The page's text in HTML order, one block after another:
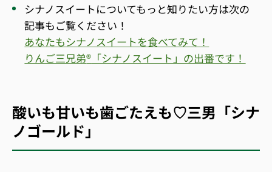
シナノスイートについてもっと知りたい方は次の
記事もご覧ください！
あなたもシナノスイートを食べてみて！
りんご三兄弟® 「シナノスイート」の出番です！
酸いも甘いも歯ごたえも♡三男「シナ
ノゴールド」